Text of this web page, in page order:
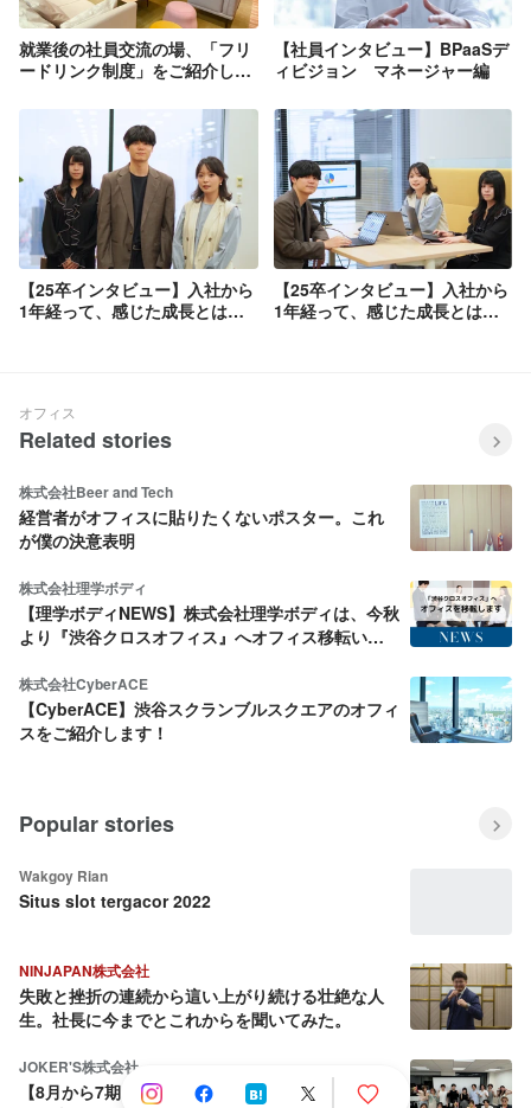
就業後の社員交流の場、「フリ
ードリンク制度」をご紹介しま
【社員インタビュー】BPaaSデ
ィビジョン マネージャー編
【25卒インタビュー】入社から
1年経って、感じた成長とは
【25卒インタビュー】入社から
1年経って、感じた成長とは
オフィス
Related stories
株式会社Beer and Tech
経営者がオフィスに貼りたくないポスター。これ
が僕の決意表明
株式会社理学ボディ
【理学ボディNEWS】株式会社理学ボディは、今秋
より『渋谷クロスオフィス』へオフィス移転いた
株式会社CyberACE
【CyberACE】渋谷スクランブルスクエアのオフィ
スをご紹介します！
Popular stories
Wakgoy Rian
Situs slot tergacor 2022
NINJAPAN株式会社
失敗と挫折の連続から這い上がり続ける壮絶な人
生。社長に今までとこれからを聞いてみた。
JOKER'S株式会社
【8月から7期目へ】会社を売却しようとした社長